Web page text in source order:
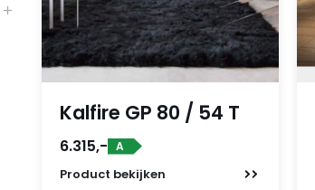
Kalfire GP 80 / 54 T
6.315,- A
Product bekijken